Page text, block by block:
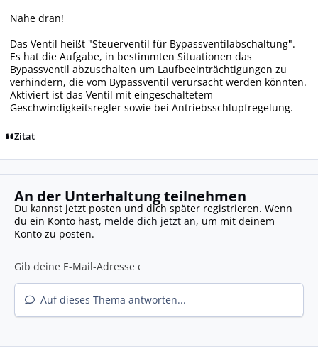
Nahe dran!
Das Ventil heißt "Steuerventil für Bypassventilabschaltung".
Es hat die Aufgabe, in bestimmten Situationen das
Bypassventil abzuschalten um Laufbeeinträchtigungen zu
verhindern, die vom Bypassventil verursacht werden könnten.
Aktiviert ist das Ventil mit eingeschaltetem
Geschwindigkeitsregler sowie bei Antriebsschlupfregelung.
Zitat
An der Unterhaltung teilnehmen
Du kannst jetzt posten und dich später registrieren. Wenn
du ein Konto hast, melde dich jetzt an, um mit deinem
Konto zu posten.
Auf dieses Thema antworten...